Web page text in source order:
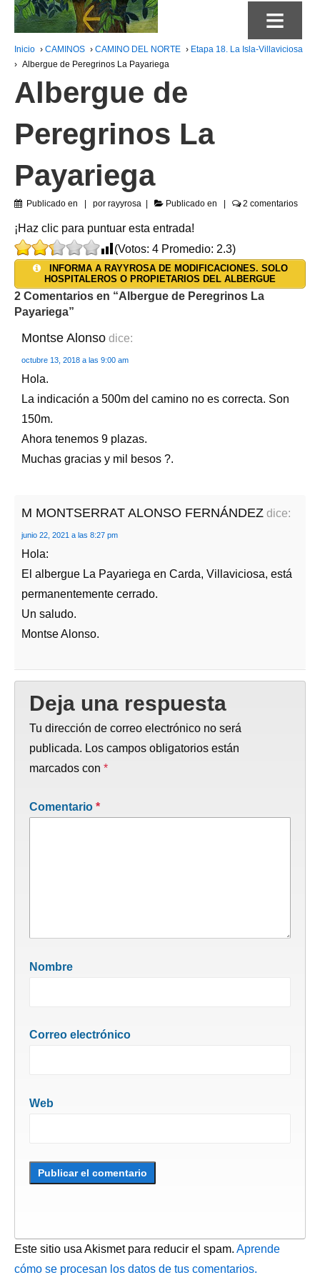
≡
Inicio › CAMINOS › CAMINO DEL NORTE › Etapa 18. La Isla-Villaviciosa
› Albergue de Peregrinos La Payariega
Albergue de
Peregrinos La
Payariega
Publicado en por rayyrosa Publicado en 2 comentarios
¡Haz clic para puntuar esta entrada!
(Votos: 4 Promedio: 2.3)
INFORMA A RAYYROSA DE MODIFICACIONES. SOLO
HOSPITALEROS O PROPIETARIOS DEL ALBERGUE
2 Comentarios en “Albergue de Peregrinos La
Payariega”
Montse Alonso dice:
octubre 13, 2018 a las 9:00 am
Hola.
La indicación a 500m del camino no es correcta. Son
150m.
Ahora tenemos 9 plazas.
Muchas gracias y mil besos ?.
M MONTSERRAT ALONSO FERNÁNDEZ dice:
junio 22, 2021 a las 8:27 pm
Hola:
El albergue La Payariega en Carda, Villaviciosa, está
permanentemente cerrado.
Un saludo.
Montse Alonso.
Deja una respuesta
Tu dirección de correo electrónico no será
publicada. Los campos obligatorios están
marcados con *
Comentario *
Nombre
Correo electrónico
Web
Este sitio usa Akismet para reducir el spam. Aprende
cómo se procesan los datos de tus comentarios.